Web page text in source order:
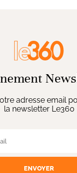
adresse email
la newsletter Le360
ENVOYER